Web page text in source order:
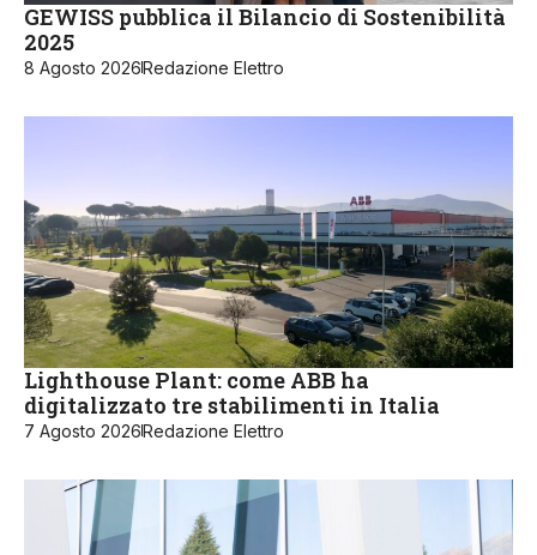
GEWISS pubblica il Bilancio di Sostenibilità
2025
8 Agosto 2026Redazione Elettro
Lighthouse Plant: come ABB ha
digitalizzato tre stabilimenti in Italia
7 Agosto 2026Redazione Elettro